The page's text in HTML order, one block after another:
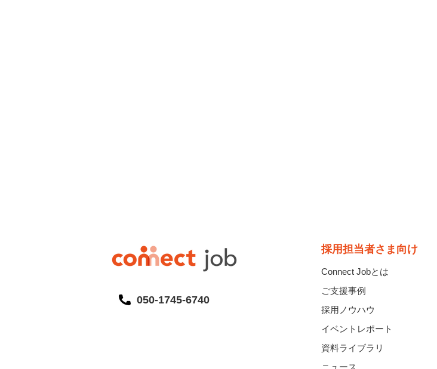
050-1745-6740
採用担当者さま向け
Connect Jobとは
ご支援事例
採用ノウハウ
イベントレポート
資料ライブラリ
ニュース